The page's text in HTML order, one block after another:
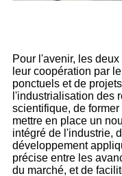
Pour l'avenir, les
leur coopération par
ponctuels et de
l'industrialisation des
scientifique, de
mettre en place un
intégré de l'industrie,
développement
précise entre les
du marché, et de